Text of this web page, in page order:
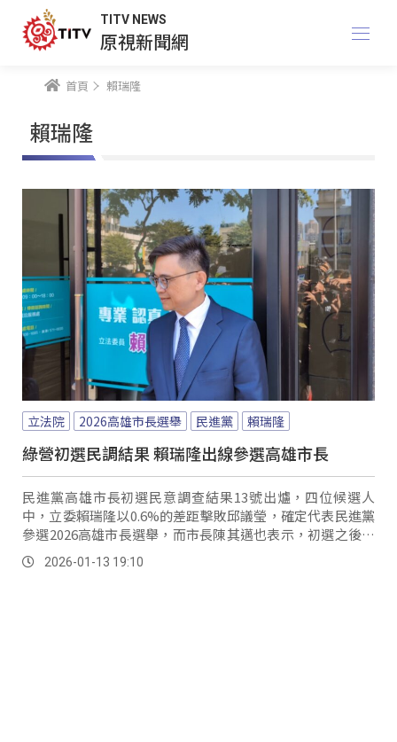
TITV NEWS
原視新聞網
首頁 賴瑞隆
賴瑞隆
立法院 2026高雄市長選舉 民進黨 賴瑞隆
綠營初選民調結果 賴瑞隆出線參選高雄市長
民進黨高雄市長初選民意調查結果13號出爐，四位候選人
中，立委賴瑞隆以0.6%的差距擊敗邱議瑩，確定代表民進黨
參選2026高雄市長選舉，而市長陳其邁也表示，初選之後最
重要的是黨內團結。
2026-01-13 19:10